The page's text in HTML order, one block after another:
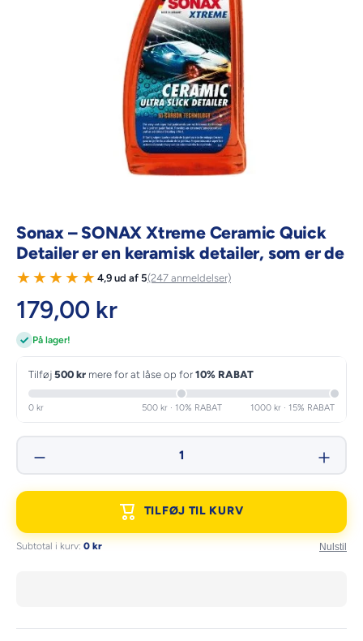
Sonax – SONAX Xtreme Ceramic Quick
Detailer er en keramisk detailer, som er de
★★★★★ 4,9 ud af 5(247 anmeldelser)
179,00 kr
På lager!
Tilføj 500 kr mere for at låse op for 10% RABAT
0 kr 500 kr · 10% RABAT 1000 kr · 15% RABAT
Reducer
mængden
Xtreme
Detailer
Forøg
mængden
Xtreme
Detailer
TILFØJ TIL KURV
Subtotal i kurv: 0 kr Nulstil